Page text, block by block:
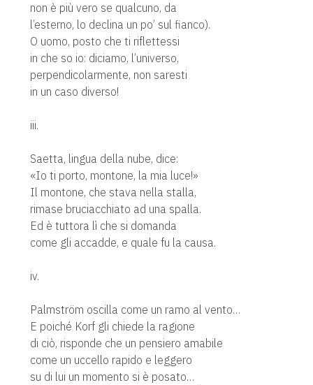
non è più vero se qualcuno, da
l’esterno, lo declina un po’ sul fianco).
O uomo, posto che ti riflettessi
in che so io: diciamo, l’universo,
perpendicolarmente, non saresti
in un caso diverso!
iii.
Saetta, lingua della nube, dice:
«Io ti porto, montone, la mia luce!»
Il montone, che stava nella stalla,
rimase bruciacchiato ad una spalla.
Ed è tuttora lì che si domanda
come gli accadde, e quale fu la causa.
iv.
Palmström oscilla come un ramo al vento…
E poiché Korf gli chiede la ragione
di ciò, risponde che un pensiero amabile
come un uccello rapido e leggero
su di lui un momento si è posato…